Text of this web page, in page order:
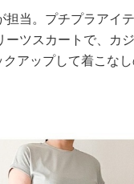
当。プチプラアイ
ツスカートで、カ
アップして着こな